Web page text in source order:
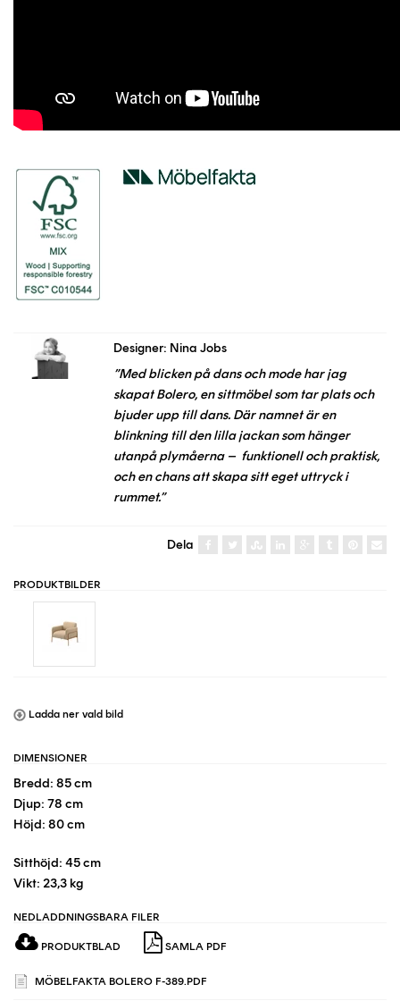
Designer: Nina Jobs
”Med blicken på dans och mode har jag
skapat Bolero, en sittmöbel som tar plats och
bjuder upp till dans. Där namnet är en
blinkning till den lilla jackan som hänger
utanpå plymåerna – funktionell och praktisk,
och en chans att skapa sitt eget uttryck i
rummet.”
Dela
PRODUKTBILDER
Ladda ner vald bild
DIMENSIONER
Bredd: 85 cm
Djup: 78 cm
Höjd: 80 cm
Sitthöjd: 45 cm
Vikt: 23,3 kg
NEDLADDNINGSBARA FILER
PRODUKTBLAD SAMLA PDF
MÖBELFAKTA BOLERO F-389.PDF